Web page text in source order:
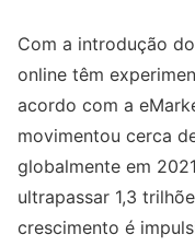
Com a introdução
online têm
acordo com a
movimentou cerca
globalmente em
ultrapassar 1,3
crescimento é